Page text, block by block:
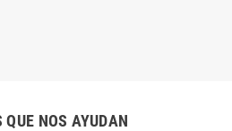
QUE NOS AYUDAN